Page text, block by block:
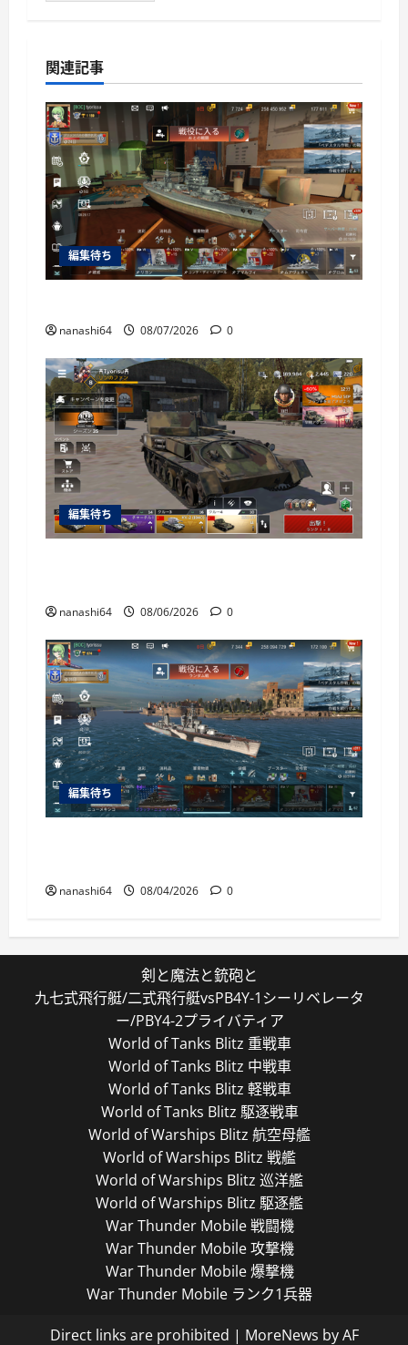
関連記事
編集待ち
nanashi64 08/07/2026 0
編集待ち
nanashi64 08/06/2026 0
編集待ち
nanashi64 08/04/2026 0
剣と魔法と銃砲と
九七式飛行艇/二式飛行艇vsPB4Y-1シーリベレータ
ー/PBY4-2プライバティア
World of Tanks Blitz 重戦車
World of Tanks Blitz 中戦車
World of Tanks Blitz 軽戦車
World of Tanks Blitz 駆逐戦車
World of Warships Blitz 航空母艦
World of Warships Blitz 戦艦
World of Warships Blitz 巡洋艦
World of Warships Blitz 駆逐艦
War Thunder Mobile 戦闘機
War Thunder Mobile 攻撃機
War Thunder Mobile 爆撃機
War Thunder Mobile ランク1兵器
Direct links are prohibited | MoreNews by AF